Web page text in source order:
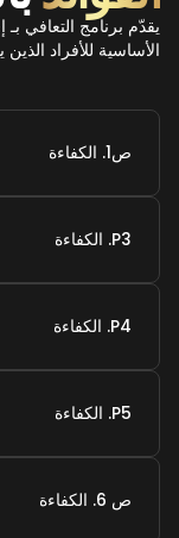
يقدّم برنامج التعافي
الأساسية للأفراد
ص1. الكفاءة
P3. الكفاءة
P4. الكفاءة
P5. الكفاءة
ص 6. الكفاءة